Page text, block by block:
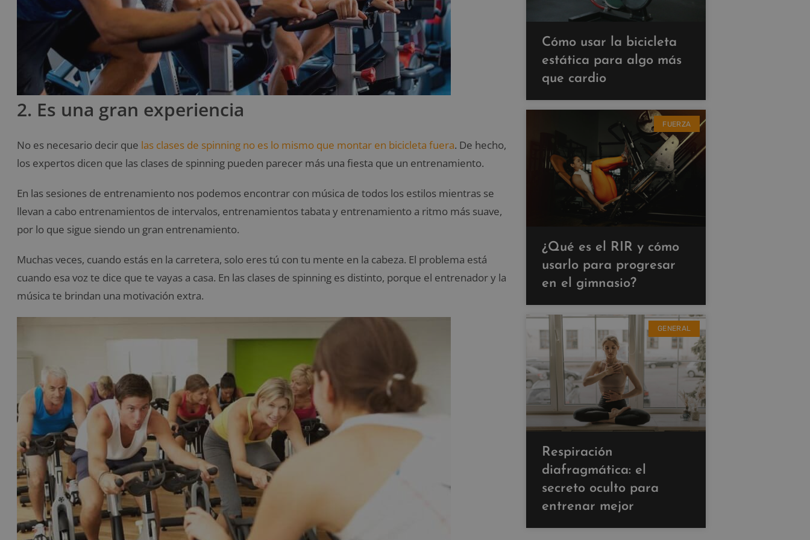
2. Es una gran experiencia
No es necesario decir que las clases de spinning no es lo mismo que montar en bicicleta fuera. De hecho,
los expertos dicen que las clases de spinning pueden parecer más una fiesta que un entrenamiento.
En las sesiones de entrenamiento nos podemos encontrar con música de todos los estilos mientras se
llevan a cabo entrenamientos de intervalos, entrenamientos tabata y entrenamiento a ritmo más suave,
por lo que sigue siendo un gran entrenamiento.
Muchas veces, cuando estás en la carretera, solo eres tú con tu mente en la cabeza. El problema está
cuando esa voz te dice que te vayas a casa. En las clases de spinning es distinto, porque el entrenador y la
música te brindan una motivación extra.
Cómo usar la bicicleta
estática para algo más
que cardio
FUERZA
¿Qué es el RIR y cómo
usarlo para progresar
en el gimnasio?
GENERAL
Respiración
diafragmática: el
secreto oculto para
entrenar mejor